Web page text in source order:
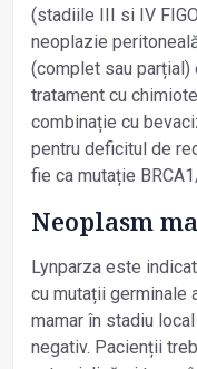
(stadiile III si IV
neoplazie
(complet sau
tratament cu
combinație cu
pentru deficitul de
fie ca mutație
Neoplasm
Lynparza este
cu mutații germinale
mamar în stadiu
negativ. Pacienții